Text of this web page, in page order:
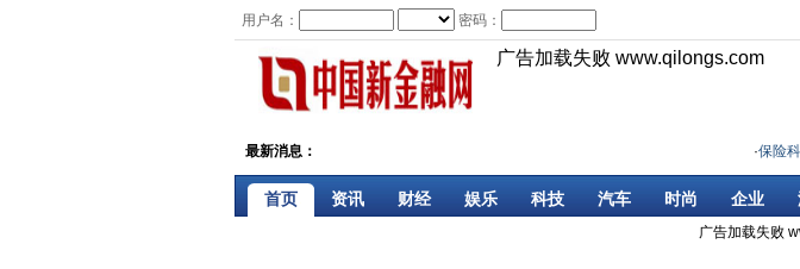
用户名： 密码：
广告加载失败 www.qilongs.com
最新消息： 保险科
首页 资讯 财经 娱乐 科技 汽车 时尚 企业
广告加载失败